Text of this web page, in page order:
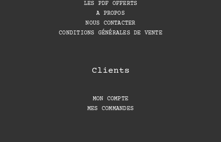
LES PDF OFFERTS
A PROPOS
NOUS CONTACTER
CONDITIONS GÉNÉRALES DE VENTE
Clients
MON COMPTE
MES COMMANDES